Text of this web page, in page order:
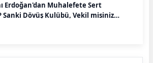
Erdoğan'dan Muhalefete Sert
Sanki Dövüş Kulübü, Vekil misiniz